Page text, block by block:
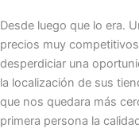
Desde luego que lo era.
precios muy
desperdiciar una
la localización de sus
que nos quedara más
primera persona la